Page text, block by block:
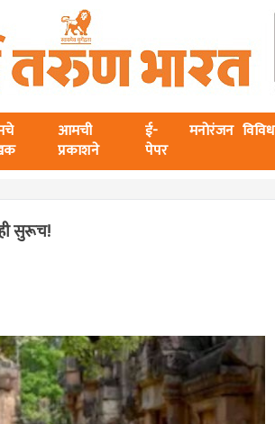
आमची
प्रकाशने
ई-
पेपर
मनोरंजन विविध
सुरूच!